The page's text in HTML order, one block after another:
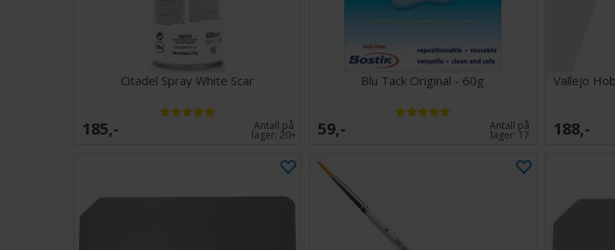
Citadel Spray White Scar
185,- Antall på
lager:20+
Blu Tack Original - 60g
59,- Antall på
lager: 17
Vallejo
188,-